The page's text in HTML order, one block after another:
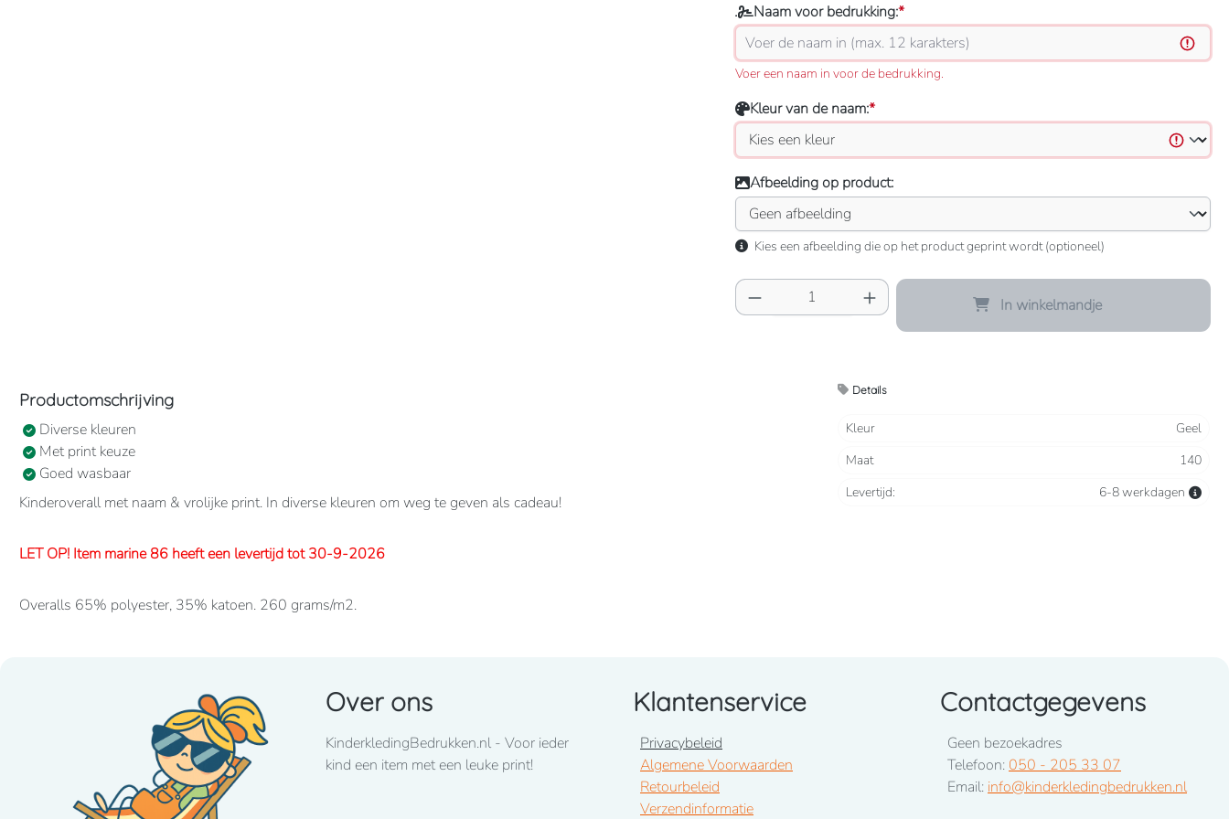
Naam voor bedrukking:*
Voer een naam in voor de bedrukking.
Kleur van de naam:*
Afbeelding op product:
Kies een afbeelding die op het product geprint wordt (optioneel)
Producthoeveelheid: Voer de gewenste
In winkelmandje
Productomschrijving
Diverse kleuren
Met print keuze
Goed wasbaar
Kinderoverall met naam & vrolijke print. In diverse kleuren om weg te geven als cadeau!
LET OP! Item marine 86 heeft een levertijd tot 30-9-2026
Overalls 65% polyester, 35% katoen. 260 grams/m2.
Lettertype wat standaard wordt toegepast: CooperBlack
Voor spoed levering dient u altijd telefonisch contact met ons op te nemen! 050-2053307
LET OP! Item fuchsia 86 heeft een lange levertijd tot eind januari 2026
Details
Kleur
Geel
Maat
140
Levertijd:
6-8 werkdagen
Over ons
KinderkledingBedrukken.nl - Voor ieder
kind een item met een leuke print!
Klantenservice
Privacybeleid
Algemene Voorwaarden
Retourbeleid
Verzendinformatie
Contactgegevens
Geen bezoekadres
Telefoon: 050 - 205 33 07
Email: info@kinderkledingbedrukken.nl